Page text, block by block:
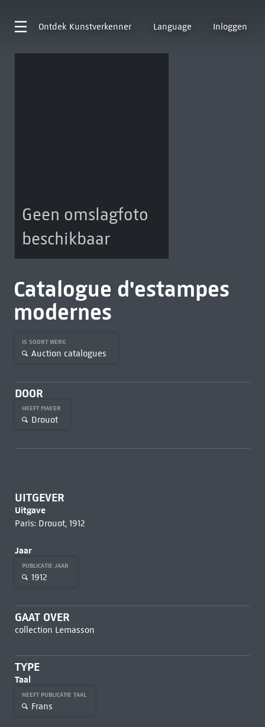
Ontdek Kunstverkenner Language Inloggen
Geen omslagfoto
beschikbaar
Catalogue d'estampes
modernes
IS SOORT WERK
Auction catalogues
DOOR
HEEFT MAKER
Drouot
UITGEVER
Uitgave
Paris: Drouot, 1912
Jaar
PUBLICATIE JAAR
1912
GAAT OVER
collection Lemasson
TYPE
Taal
HEEFT PUBLICATIE TAAL
Frans